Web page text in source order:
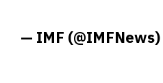
— IMF (@IMFNews)